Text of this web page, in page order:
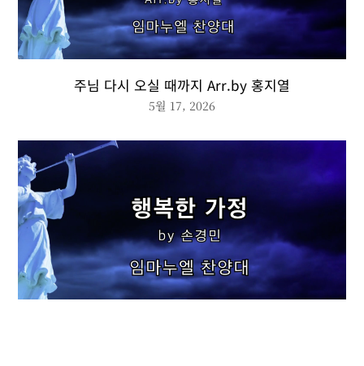
주님 다시 오실 때까지 Arr.by 홍지열
5월 17, 2026